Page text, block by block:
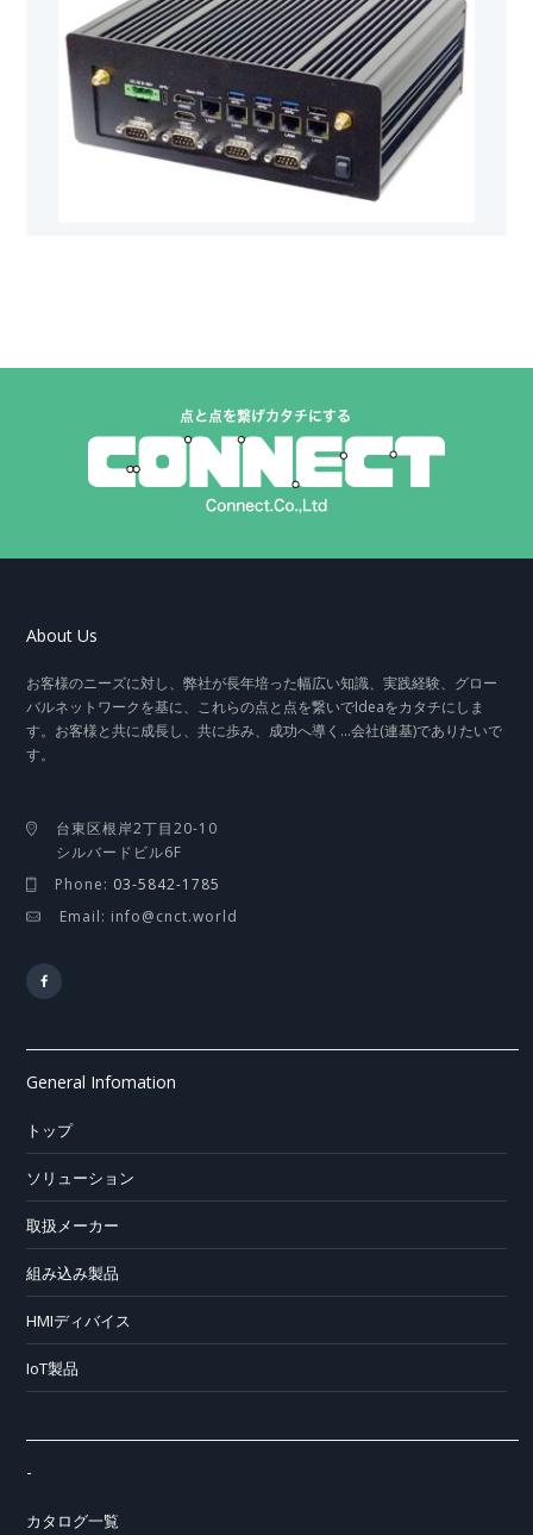
About Us
お客様のニーズに対し、弊社が長年培った幅広い知識、実践経験、グロー
バルネットワークを基に、これらの点と点を繋いでIdeaをカタチにしま
す。お客様と共に成長し、共に歩み、成功へ導く…会社(連基)でありたいで
す。
台東区根岸2丁目20-10
シルバードビル6F
Phone: 03-5842-1785
Email: info@cnct.world
General Infomation
トップ
ソリューション
取扱メーカー
組み込み製品
HMIディバイス
IoT製品
-
カタログ一覧